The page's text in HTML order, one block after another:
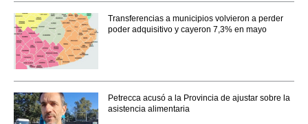
Transferencias a municipios volvieron a perder
poder adquisitivo y cayeron 7,3% en mayo
Petrecca acusó a la Provincia de ajustar sobre la
asistencia alimentaria